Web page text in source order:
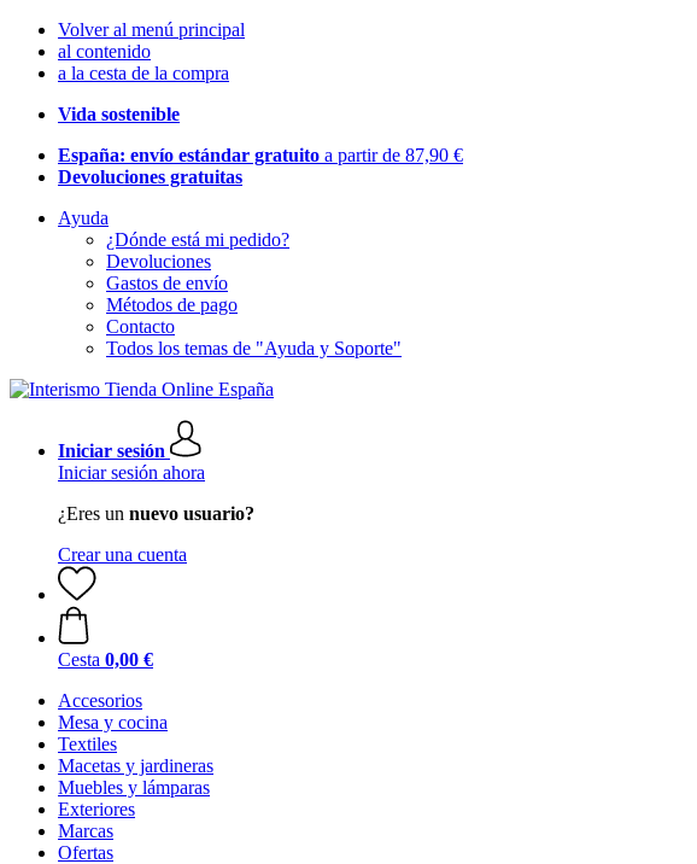
Volver al menú principal
al contenido
a la cesta de la compra
Vida sostenible
España: envío estándar gratuito a partir de 87,90 €
Devoluciones gratuitas
Ayuda
¿Dónde está mi pedido?
Devoluciones
Gastos de envío
Métodos de pago
Contacto
Todos los temas de "Ayuda y Soporte"
Iniciar sesión
Iniciar sesión ahora
¿Eres un nuevo usuario?
Crear una cuenta
Cesta 0,00 €
Accesorios
Mesa y cocina
Textiles
Macetas y jardineras
Muebles y lámparas
Exteriores
Marcas
Ofertas